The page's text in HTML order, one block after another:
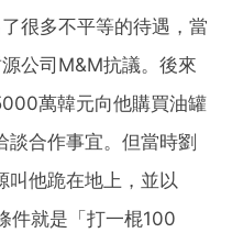
很多不平等的待遇，當
公司M&M抗議。後來
萬韓元向他購買油罐
談合作事宜。但當時劉
叫他跪在地上，並以
件就是「打一棍100